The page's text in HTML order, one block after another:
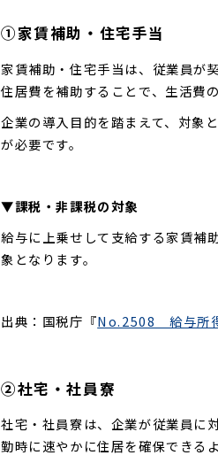
➀家賃補助・住宅手当
家賃補助・住宅手当は、従業員が
住居費を補助することで、生活費
企業の導入目的を踏まえて、対象
が必要です。
▼課税・非課税の対象
給与に上乗せして支給する家賃補
象となります。
出典：国税庁『No.2508 給与所
②社宅・社員寮
社宅・社員寮は、企業が従業員に
勤時に速やかに住居を確保できる